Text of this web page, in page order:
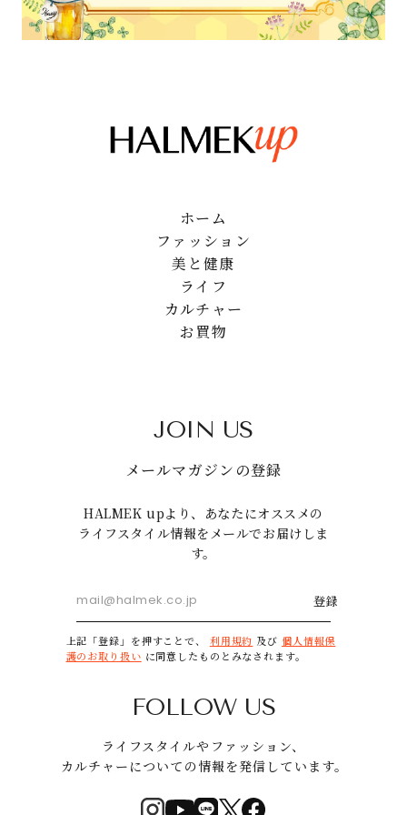
ホーム
ファッション
美と健康
ライフ
カルチャー
お買物
JOIN US
メールマガジンの登録
HALMEK upより、あなたにオススメの
ライフスタイル情報をメールでお届けしま
す。
登録
上記「登録」を押すことで、 利用規約 及び 個人情報保
護のお取り扱い に同意したものとみなされます。
FOLLOW US
ライフスタイルやファッション、
カルチャーについての情報を発信しています。